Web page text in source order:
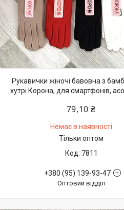
Рукавички жіночі бавовна з
хутрі Корона, для смартфонів,
79,10 ₴
Немає в наявності
Тільки оптом
7811
+380 (95) 139-93-47
Оптовий відділ